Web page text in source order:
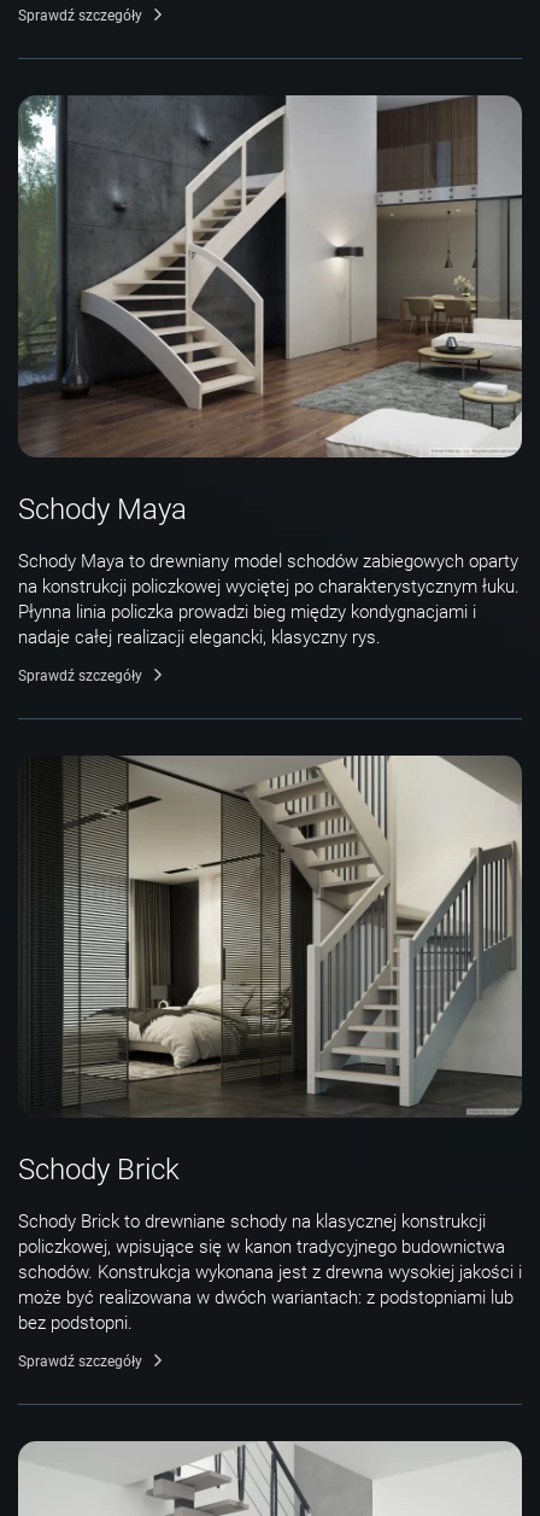
Sprawdź szczegóły
Schody Maya
Schody Maya to drewniany model schodów zabiegowych oparty
na konstrukcji policzkowej wyciętej po charakterystycznym łuku.
Płynna linia policzka prowadzi bieg między kondygnacjami i
nadaje całej realizacji elegancki, klasyczny rys.
Sprawdź szczegóły
Schody Brick
Schody Brick to drewniane schody na klasycznej konstrukcji
policzkowej, wpisujące się w kanon tradycyjnego budownictwa
schodów. Konstrukcja wykonana jest z drewna wysokiej jakości i
może być realizowana w dwóch wariantach: z podstopniami lub
bez podstopni.
Sprawdź szczegóły